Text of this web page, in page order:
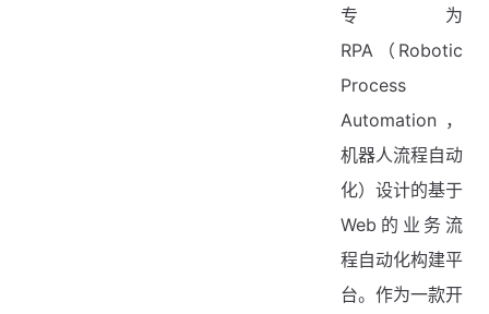
专为
RPA（Robotic
Process
Automation，
机器人流程自动
化）设计的基于
Web的业务流
程自动化构建平
台。作为一款开